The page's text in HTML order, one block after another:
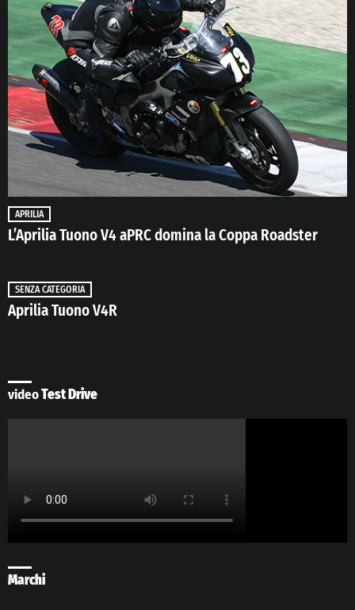
APRILIA
L’Aprilia Tuono V4 aPRC domina la Coppa Roadster
SENZA CATEGORIA
Aprilia Tuono V4R
videoTest Drive
Marchi